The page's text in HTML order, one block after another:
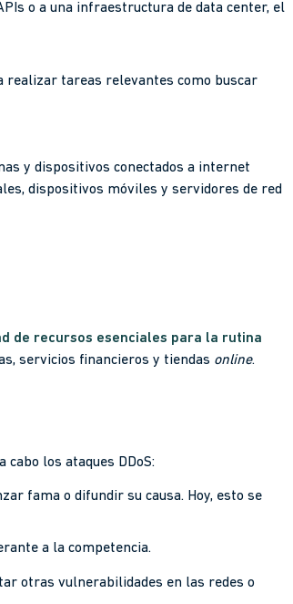
o a una infraestructura de data center, el
realizar tareas relevantes como buscar
y dispositivos conectados a internet
dispositivos móviles y servidores de red
de recursos esenciales para la rutina
servicios financieros y tiendas online.
los ataques DDoS:
fama o difundir su causa. Hoy, esto se
a la competencia.
otras vulnerabilidades en las redes o